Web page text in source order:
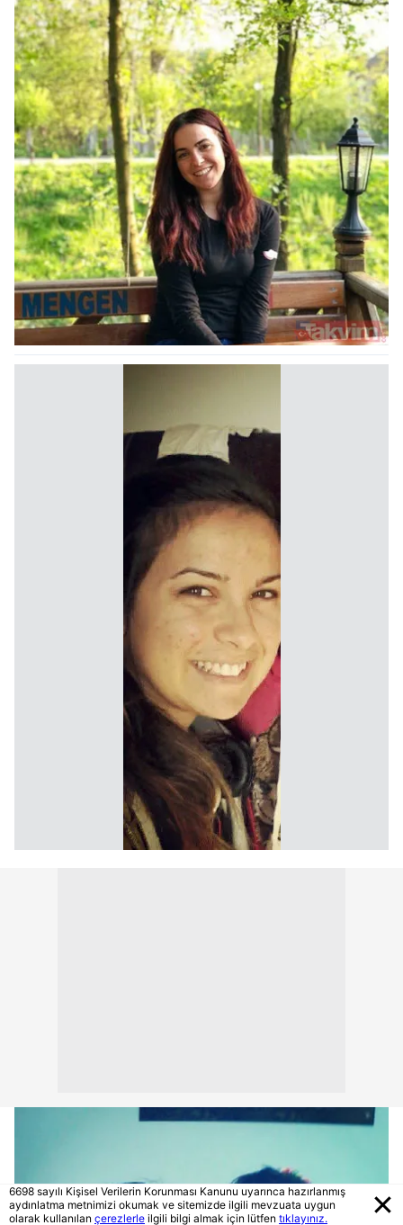
6698 sayılı Kişisel Verilerin Korunması Kanunu uyarınca hazırlanmış
aydınlatma metnimizi okumak ve sitemizde ilgili mevzuata uygun
olarak kullanılan çerezlerle ilgili bilgi almak için lütfen tıklayınız.